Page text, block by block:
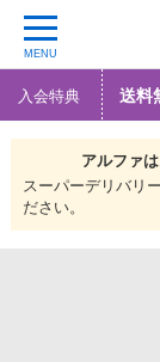
MENU
入会特典 送料
アルファは
スーパーデリバリ
ださい。